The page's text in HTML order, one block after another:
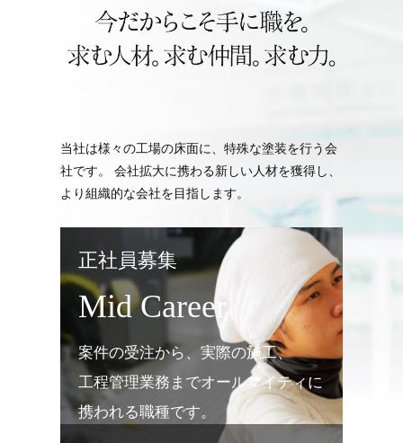
当社は様々の工場の床面に、特殊な塗装を行う会
社です。 会社拡大に携わる新しい人材を獲得し、
より組織的な会社を目指します。
正社員募集
Mid Career
案件の受注から、実際の施工、
工程管理業務までオールマイティに
携われる職種です。